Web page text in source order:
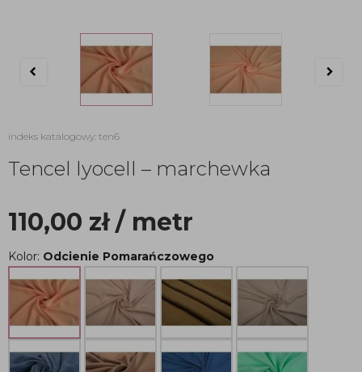
indeks katalogowy: ten6
Tencel lyocell – marchewka
110,00 zł/ metr
Kolor: Odcienie Pomarańczowego